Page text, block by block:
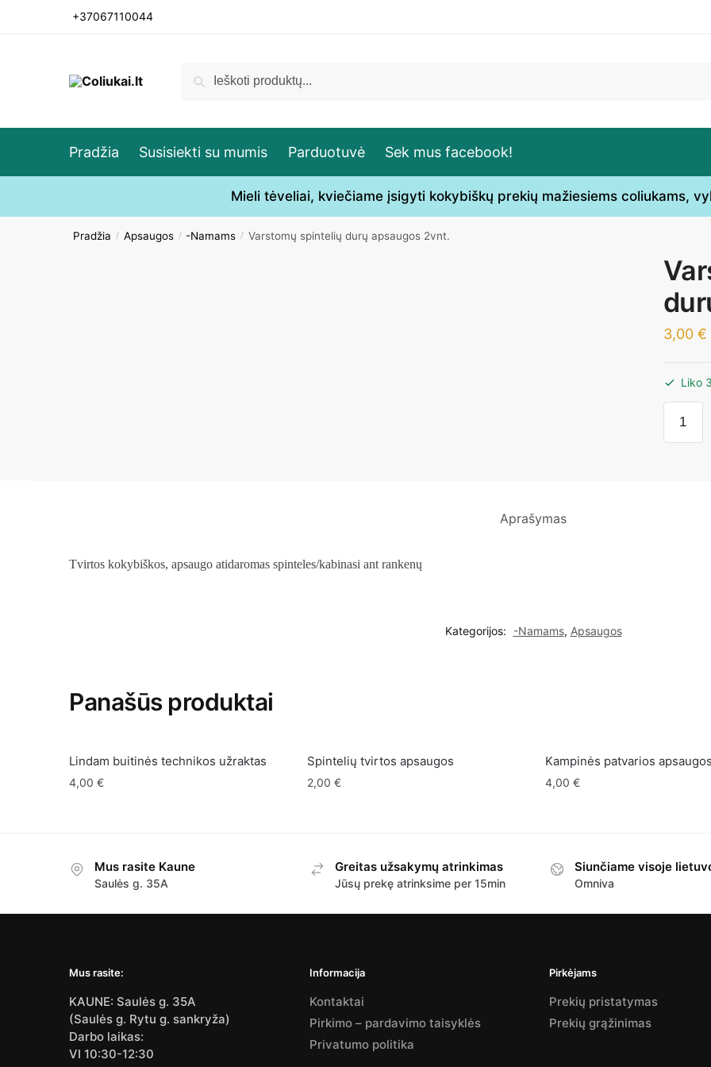
+37067110044
Ieškoti:
Ieškoti
Pradžia Susisiekti su mumis Parduotuvė Sek mus facebook!
Mieli tėveliai, kviečiame įsigyti kokybiškų prekių mažiesiems coliukams,
Pradžia / Apsaugos / -Namams / Varstomų spintelių durų apsaugos 2vnt.
3,00 €
Liko 3
kiekis:
Aprašymas
Tvirtos kokybiškos, apsaugo atidaromas spinteles/kabinasi ant rankenų
Kategorijos: -Namams, Apsaugos
Panašūs produktai
Lindam buitinės technikos užraktas
4,00€
Spintelių tvirtos apsaugos
2,00 €
Kampinės patvarios
4,00 €
Mus rasite Kaune
Saulės g. 35A
Greitas užsakymų atrinkimas
Jūsų prekę atrinksime per 15min
Siunčiame visoje
Omniva
Mus rasite:
KAUNE: Saulės g. 35A
(Saulės g. Rytu g. sankryža)
Darbo laikas:
VI 10:30-12:30
Informacija
Kontaktai
Pirkimo – pardavimo taisyklės
Privatumo politika
Pirkėjams
Prekių pristatymas
Prekių grąžinimas